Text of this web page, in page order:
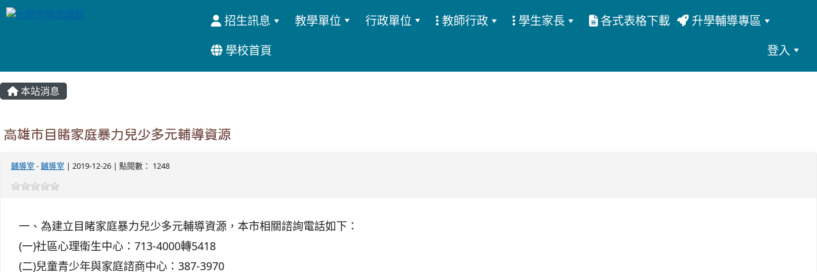
招生訊息 教學單位 行政單位 教師行政 學生家長 各式表格下載
升學輔導專區
學校首頁
登入
本站消息
高雄市目睹家庭暴力兒少多元輔導資源
輔導室 -輔導室 | 2019-12-26 | 點閱數： 1248
一、為建立目睹家庭暴力兒少多元輔導資源，本市相關諮詢電話如下：
(一)社區心理衛生中心：713-4000轉5418
(二)兒童青少年與家庭諮商中心：387-3970